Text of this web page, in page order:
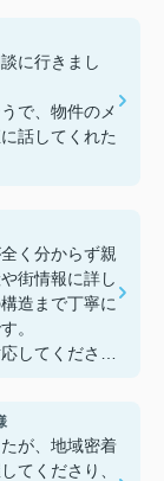
に行きまし
で、物件のメ
話してくれた
く分からず親
街情報に詳し
造まで丁寧に
。
してくださっ
がとうござい
が、地域密着
てくださり、